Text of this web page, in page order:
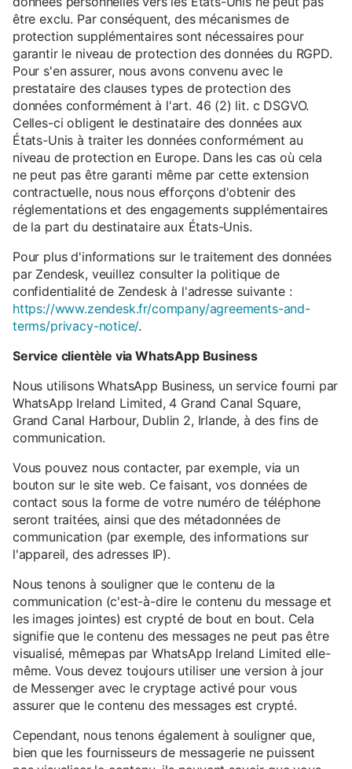
être exclu. Par conséquent, des mécanismes de
protection supplémentaires sont nécessaires pour
garantir le niveau de protection des données du RGPD.
Pour s'en assurer, nous avons convenu avec le
prestataire des clauses types de protection des
données conformément à l'art. 46 (2) lit. c DSGVO.
Celles-ci obligent le destinataire des données aux
États-Unis à traiter les données conformément au
niveau de protection en Europe. Dans les cas où cela
ne peut pas être garanti même par cette extension
contractuelle, nous nous efforçons d'obtenir des
réglementations et des engagements supplémentaires
de la part du destinataire aux États-Unis.
Pour plus d'informations sur le traitement des données
par Zendesk, veuillez consulter la politique de
confidentialité de Zendesk à l'adresse suivante :
https://www.zendesk.fr/company/agreements-and-
terms/privacy-notice/.
Service clientèle via WhatsApp Business
Nous utilisons WhatsApp Business, un service fourni par
WhatsApp Ireland Limited, 4 Grand Canal Square,
Grand Canal Harbour, Dublin 2, Irlande, à des fins de
communication.
Vous pouvez nous contacter, par exemple, via un
bouton sur le site web. Ce faisant, vos données de
contact sous la forme de votre numéro de téléphone
seront traitées, ainsi que des métadonnées de
communication (par exemple, des informations sur
l'appareil, des adresses IP).
Nous tenons à souligner que le contenu de la
communication (c'est-à-dire le contenu du message et
les images jointes) est crypté de bout en bout. Cela
signifie que le contenu des messages ne peut pas être
visualisé, mêmepas par WhatsApp Ireland Limited elle-
même. Vous devez toujours utiliser une version à jour
de Messenger avec le cryptage activé pour vous
assurer que le contenu des messages est crypté.
Cependant, nous tenons également à souligner que,
bien que les fournisseurs de messagerie ne puissent